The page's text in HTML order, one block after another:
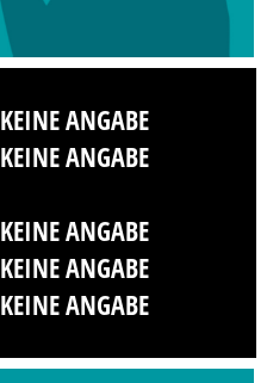
KEINE ANGABE
KEINE ANGABE
KEINE ANGABE
KEINE ANGABE
KEINE ANGABE